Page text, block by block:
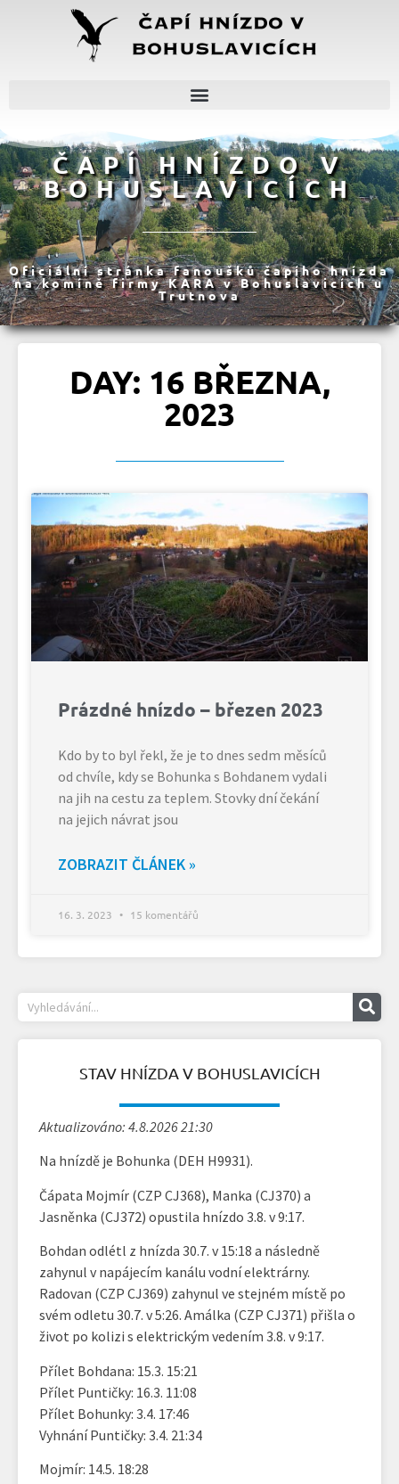
ČAPÍ HNÍZDO V
BOHUSLAVICÍCH
Oficiální stránka fanoušků čapího hnízda
na komíně firmy KARA v Bohuslavicích u
Trutnova
DAY: 16 BŘEZNA,
2023
Prázdné hnízdo – březen 2023
Kdo by to byl řekl, že je to dnes sedm měsíců
od chvíle, kdy se Bohunka s Bohdanem vydali
na jih na cestu za teplem. Stovky dní čekání
na jejich návrat jsou
ZOBRAZIT ČLÁNEK »
16. 3. 2023 15 komentářů
STAV HNÍZDA V BOHUSLAVICÍCH
Aktualizováno: 4.8.2026 21:30
Na hnízdě je Bohunka (DEH H9931).
Čápata Mojmír (CZP CJ368), Manka (CJ370) a
Jasněnka (CJ372) opustila hnízdo 3.8. v 9:17.
Bohdan odlétl z hnízda 30.7. v 15:18 a následně
zahynul v napájecím kanálu vodní elektrárny.
Radovan (CZP CJ369) zahynul ve stejném místě po
svém odletu 30.7. v 5:26. Amálka (CZP CJ371) přišla o
život po kolizi s elektrickým vedením 3.8. v 9:17.
Přílet Bohdana: 15.3. 15:21
Přílet Puntičky: 16.3. 11:08
Přílet Bohunky: 3.4. 17:46
Vyhnání Puntičky: 3.4. 21:34
Mojmír: 14.5. 18:28